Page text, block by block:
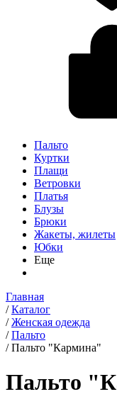
Пальто
Куртки
Плащи
Ветровки
Платья
Блузы
Брюки
Жакеты, жилеты
Юбки
Еще
Главная
/ Каталог
/ Женская одежда
/ Пальто
/ Пальто "Кармина"
Пальто